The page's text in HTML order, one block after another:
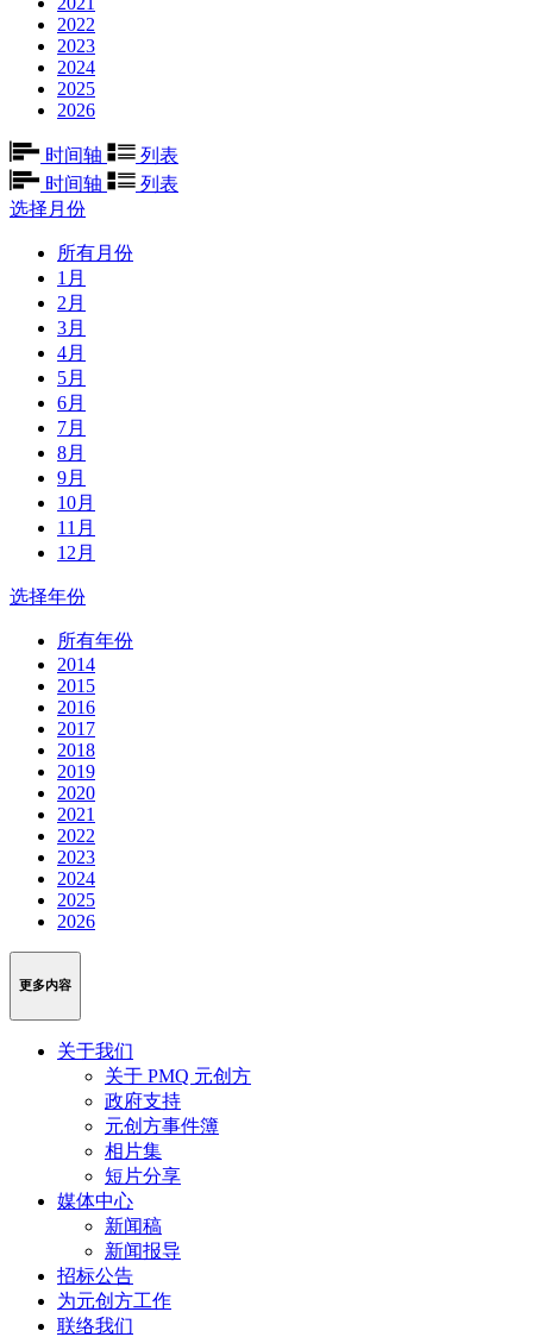
2022
2023
2024
2025
2026
时间轴
列表
时间轴
列表
选择月份
所有月份
1月
2月
3月
4月
5月
6月
7月
8月
9月
10月
11月
12月
选择年份
所有年份
2014
2015
2016
2017
2018
2019
2020
2021
2022
2023
2024
2025
2026
更多内容
关于我们
关于 PMQ 元创方
政府支持
元创方事件簿
相片集
短片分享
媒体中心
新闻稿
新闻报导
招标公告
为元创方工作
联络我们